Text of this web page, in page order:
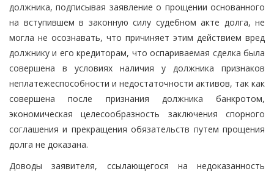
должника, подписывая заявление о прощении основанного
на вступившем в законную силу судебном акте долга, не
могла не осознавать, что причиняет этим действием вред
должнику и его кредиторам, что оспариваемая сделка была
совершена в условиях наличия у должника признаков
неплатежеспособности и недостаточности активов, так как
совершена после признания должника банкротом,
экономическая целесообразность заключения спорного
соглашения и прекращения обязательств путем прощения
долга не доказана.
Доводы заявителя, ссылающегося на недоказанность